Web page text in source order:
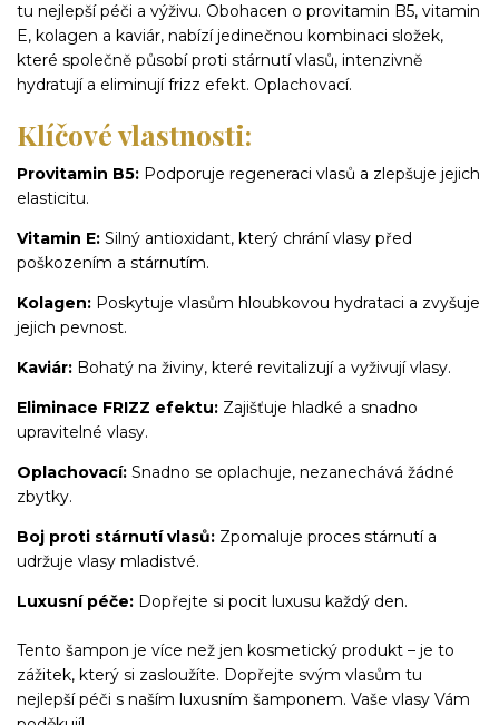
tu nejlepší péči a výživu. Obohacen o provitamin B5, vitamin
E, kolagen a kaviár, nabízí jedinečnou kombinaci složek,
které společně působí proti stárnutí vlasů, intenzivně
hydratují a eliminují frizz efekt. Oplachovací.
Klíčové vlastnosti:
Provitamin B5: Podporuje regeneraci vlasů a zlepšuje jejich
elasticitu.
Vitamin E: Silný antioxidant, který chrání vlasy před
poškozením a stárnutím.
Kolagen: Poskytuje vlasům hloubkovou hydrataci a zvyšuje
jejich pevnost.
Kaviár: Bohatý na živiny, které revitalizují a vyživují vlasy.
Eliminace FRIZZ efektu: Zajišťuje hladké a snadno
upravitelné vlasy.
Oplachovací: Snadno se oplachuje, nezanechává žádné
zbytky.
Boj proti stárnutí vlasů: Zpomaluje proces stárnutí a
udržuje vlasy mladistvé.
Luxusní péče: Dopřejte si pocit luxusu každý den.
Tento šampon je více než jen kosmetický produkt – je to
zážitek, který si zasloužíte. Dopřejte svým vlasům tu
nejlepší péči s naším luxusním šamponem. Vaše vlasy Vám